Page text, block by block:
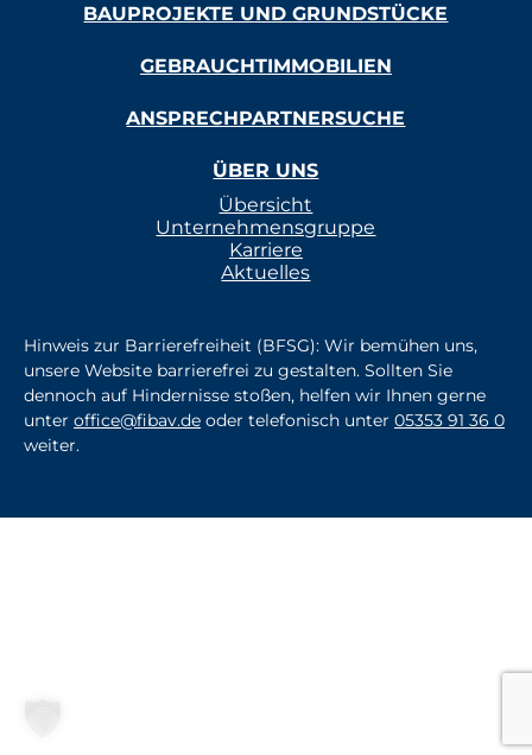
Hinweis zur Barrierefreiheit (BFSG): Wir bemühen uns,
unsere Website barrierefrei zu gestalten. Sollten Sie
dennoch auf Hindernisse stoßen, helfen wir Ihnen gerne
unter office@fibav.de oder telefonisch unter 05353 91 36 0
weiter.
BAUPROJEKTE UND GRUNDSTÜCKE
GEBRAUCHTIMMOBILIEN
ANSPRECHPARTNERSUCHE
ÜBER UNS
Übersicht
Unternehmensgruppe
Karriere
Aktuelles